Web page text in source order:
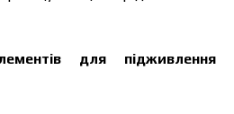
для підживлення